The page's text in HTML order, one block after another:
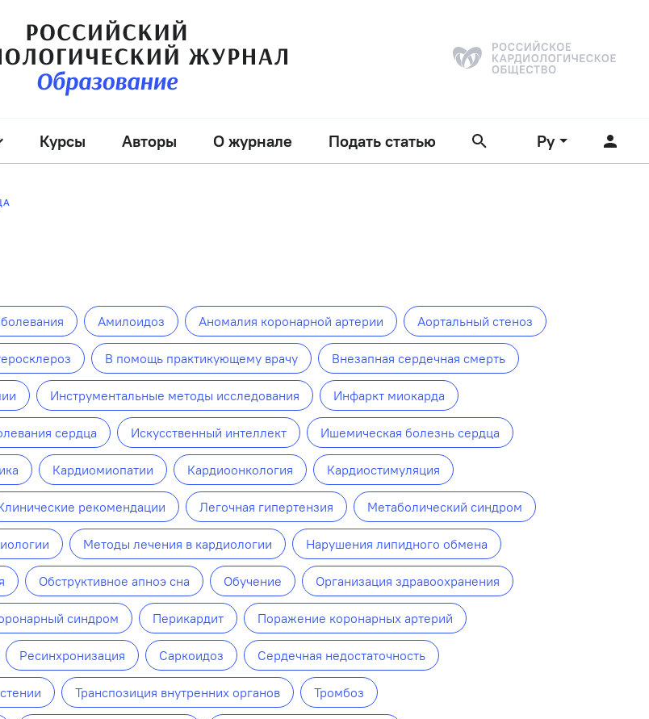
Курсы Авторы О журнале Подать статью Ру
Амилоидоз Аномалия коронарной артерии Аортальный стеноз
В помощь практикующему врачу Внезапная сердечная смерть
Инструментальные методы исследования Инфаркт миокарда
сердца Искусственный интеллект Ишемическая болезнь сердца
Кардиомиопатии Кардиоонкология Кардиостимуляция
рекомендации Легочная гипертензия Метаболический синдром
Методы лечения в кардиологии Нарушения липидного обмена
Обструктивное апноэ сна Обучение Организация здравоохранения
синдром Перикардит Поражение коронарных артерий
Ресинхронизация Саркоидоз Сердечная недостаточность
Транспозиция внутренних органов Тромбоз